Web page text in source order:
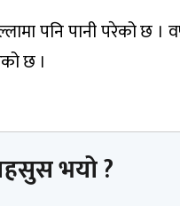
पनि पानी परेको छ ।
छ ।
भयो ?